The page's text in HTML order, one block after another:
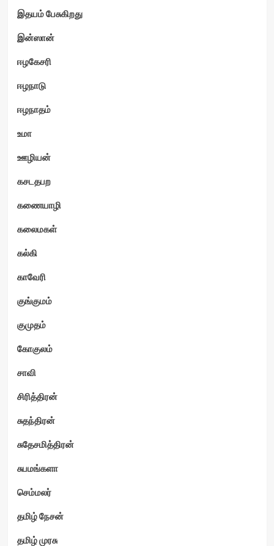
இதயம் பேசுகிறது
இன்ஸான்
ஈழகேசரி
ஈழநாடு
ஈழநாதம்
உமா
ஊழியன்
கசடதபற
கணையாழி
கலைமகள்
கல்கி
காவேரி
குங்குமம்
குமுதம்
கோகுலம்
சாவி
சிரித்திரன்
சுதந்திரன்
சுதேசமித்திரன்
சுபமங்களா
செம்மலர்
தமிழ் நேசன்
தமிழ் முரசு